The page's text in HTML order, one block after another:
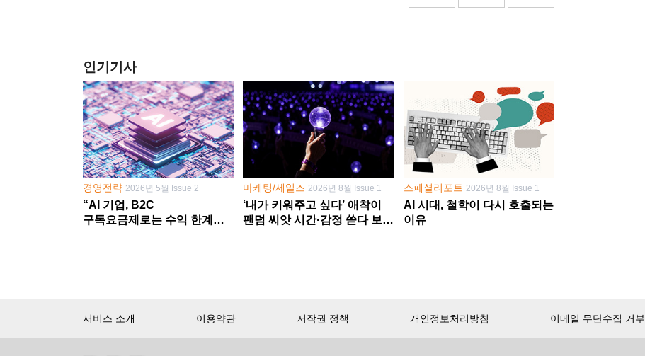
인기기사
경영전략 2026년 5월 Issue 2
“AI 기업, B2C
구독요금제로는 수익 한계
마케팅/세일즈 2026년 8월 Issue 1
‘내가 키워주고 싶다’ 애착이
팬덤 씨앗 시간·감정 쏟다 보면
스페셜리포트 2026년 8월 Issue 1
AI 시대, 철학이 다시 호출되는
이유
서비스 소개 이용약관 저작권 정책 개인정보처리방침 이메일 무단수집 거부